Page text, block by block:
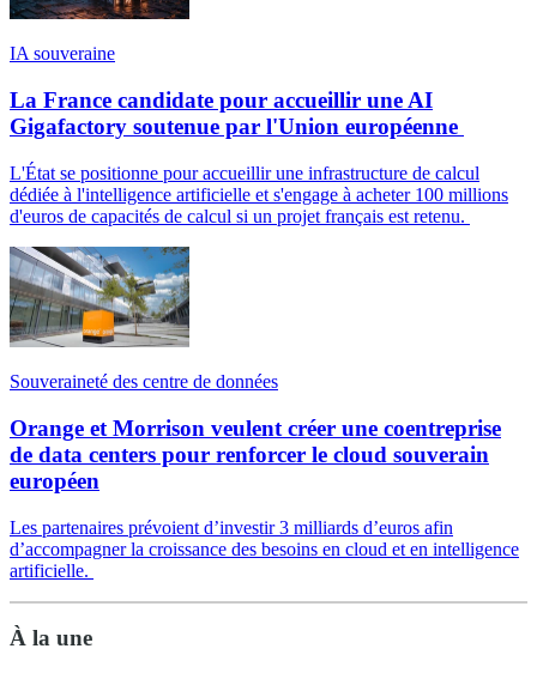
IA souveraine
La France candidate pour accueillir une AI
Gigafactory soutenue par l'Union européenne
L'État se positionne pour accueillir une infrastructure de calcul
dédiée à l'intelligence artificielle et s'engage à acheter 100 millions
d'euros de capacités de calcul si un projet français est retenu.
Souveraineté des centre de données
Orange et Morrison veulent créer une coentreprise
de data centers pour renforcer le cloud souverain
européen
Les partenaires prévoient d’investir 3 milliards d’euros afin
d’accompagner la croissance des besoins en cloud et en intelligence
artificielle.
À la une